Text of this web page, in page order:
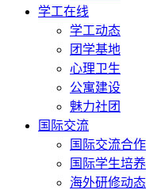
学工在线
学工动态
团学基地
心理卫生
公寓建设
魅力社团
国际交流
国际交流合作
国际学生培养
海外研修动态